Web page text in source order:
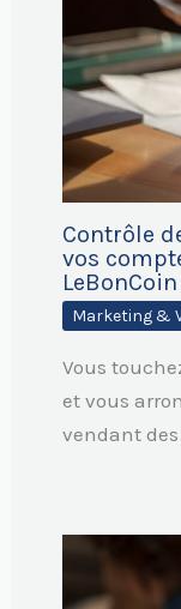
Contrôle
vos
LeBonCoin
Marketing &
Vous
et vous
vendant